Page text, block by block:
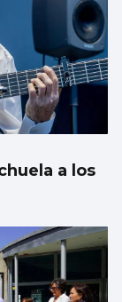
a los